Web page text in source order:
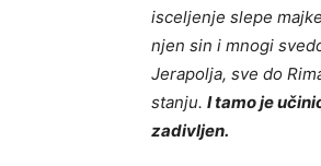
isceljenje slepe
njen sin i mnogi
Jerapolja, sve do
stanju. I tamo je
zadivljen.